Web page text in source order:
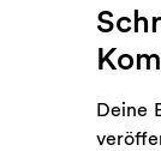
Deine